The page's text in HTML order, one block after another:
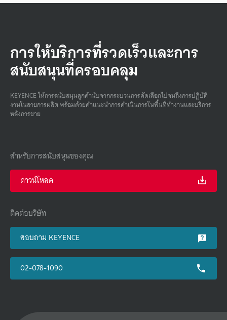
การให้บริการที่รวดเร็วและการ
สนับสนุนที่ครอบคลุม
KEYENCE ให้การสนับสนุนลูกค้านับจากกระบวนการคัดเลือกไปจนถึงการปฏิบัติ
งานในสายการผลิต พร้อมด้วยคําแนะนําการดําเนินการในพื้นที่ทํางานและบริการ
หลังการขาย
สำหรับการสนับสนุนของคุณ
ดาวน์โหลด
ติดต่อบริษัท
สอบถาม KEYENCE
02-078-1090